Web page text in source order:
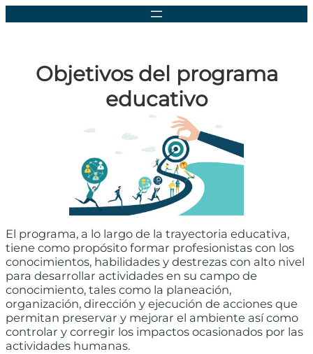
Objetivos del programa
educativo
El programa, a lo largo de la trayectoria educativa,
tiene como propósito formar profesionistas con los
conocimientos, habilidades y destrezas con alto nivel
para desarrollar actividades en su campo de
conocimiento, tales como la planeación,
organización, dirección y ejecución de acciones que
permitan preservar y mejorar el ambiente así como
controlar y corregir los impactos ocasionados por las
actividades humanas.